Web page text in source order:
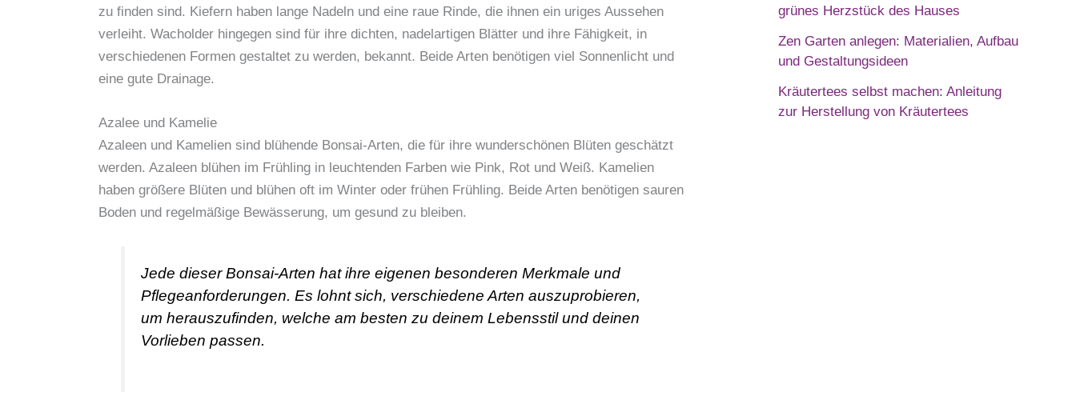
zu finden sind. Kiefern haben lange Nadeln und eine raue Rinde, die ihnen ein uriges Aussehen
verleiht. Wacholder hingegen sind für ihre dichten, nadelartigen Blätter und ihre Fähigkeit, in
verschiedenen Formen gestaltet zu werden, bekannt. Beide Arten benötigen viel Sonnenlicht und
eine gute Drainage.
Azalee und Kamelie
Azaleen und Kamelien sind blühende Bonsai-Arten, die für ihre wunderschönen Blüten geschätzt
werden. Azaleen blühen im Frühling in leuchtenden Farben wie Pink, Rot und Weiß. Kamelien
haben größere Blüten und blühen oft im Winter oder frühen Frühling. Beide Arten benötigen sauren
Boden und regelmäßige Bewässerung, um gesund zu bleiben.
Jede dieser Bonsai-Arten hat ihre eigenen besonderen Merkmale und
Pflegeanforderungen. Es lohnt sich, verschiedene Arten auszuprobieren,
um herauszufinden, welche am besten zu deinem Lebensstil und deinen
Vorlieben passen.
grünes Herzstück des Hauses
Zen Garten anlegen: Materialien, Aufbau
und Gestaltungsideen
Kräutertees selbst machen: Anleitung
zur Herstellung von Kräutertees